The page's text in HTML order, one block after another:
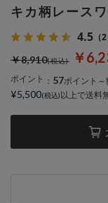
キカ柄レース
4.5 （2
￥
￥8,910
ポイント ： 57ポイント～
¥5,500 以上で送料